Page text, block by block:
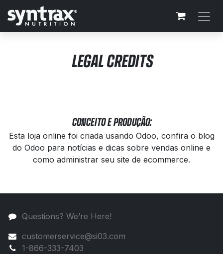
Skip to Content
LEGAL CREDITS
CONCEITO E PRODUÇÃO:
Esta loja online foi criada usando Odoo, confira o blog
do Odoo para notícias e dicas sobre vendas online e
como administrar seu site de ecommerce.
Questions? We’re Here!
customerservice@si03.com
1-866-333-7403